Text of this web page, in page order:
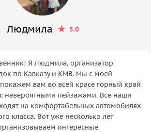
Людмила 5.0
Я Людмила, организатор
по Кавказу и КМВ. Мы с моей
вам во всей красе горный край
невероятными пейзажами. Все наши
на комфортабельных автомобилях
класса. Вот уже несколько лет
интересные